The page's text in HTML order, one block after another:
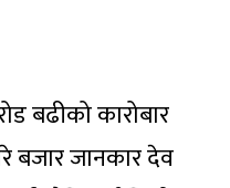
बढीको कारोबार
बजार जानकार देव